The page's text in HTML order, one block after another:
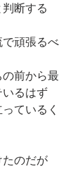
断する
頑張るべ
前から最
るはず
ているく
のだが